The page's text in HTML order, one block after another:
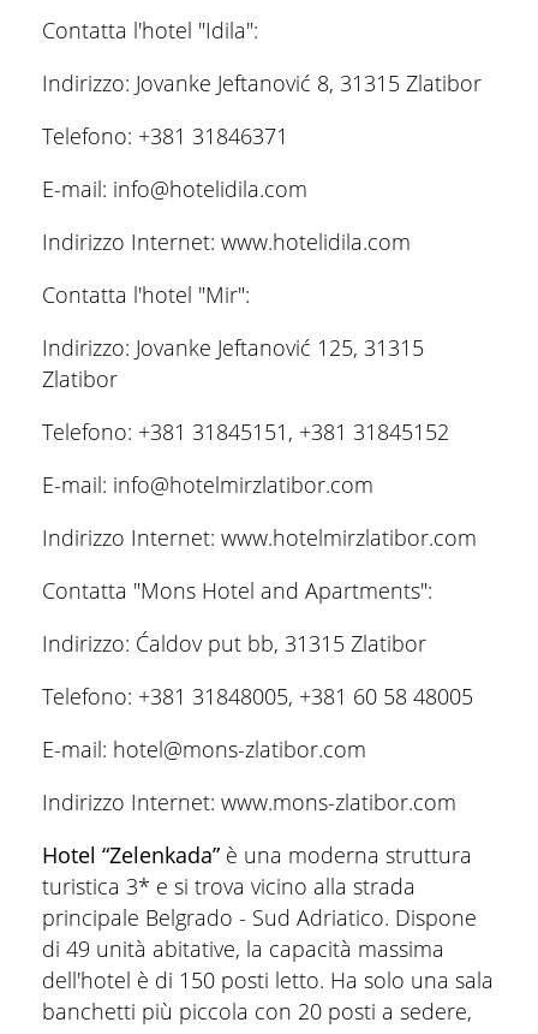
Contatta l'hotel "Idila":
Indirizzo: Jovanke Jeftanović 8, 31315 Zlatibor
Telefono: +381 31846371
E-mail: info@hotelidila.com
Indirizzo Internet: www.hotelidila.com
Contatta l'hotel "Mir":
Indirizzo: Jovanke Jeftanović 125, 31315
Zlatibor
Telefono: +381 31845151, +381 31845152
E-mail: info@hotelmirzlatibor.com
Indirizzo Internet: www.hotelmirzlatibor.com
Contatta "Mons Hotel and Apartments":
Indirizzo: Ćaldov put bb, 31315 Zlatibor
Telefono: +381 31848005, +381 60 58 48005
E-mail: hotel@mons-zlatibor.com
Indirizzo Internet: www.mons-zlatibor.com
Hotel “Zelenkada”è una moderna struttura
turistica 3* e si trova vicino alla strada
principale Belgrado - Sud Adriatico. Dispone
di 49 unità abitative, la capacità massima
dell'hotel è di 150 posti letto. Ha solo una sala
banchetti più piccola con 20 posti a sedere,